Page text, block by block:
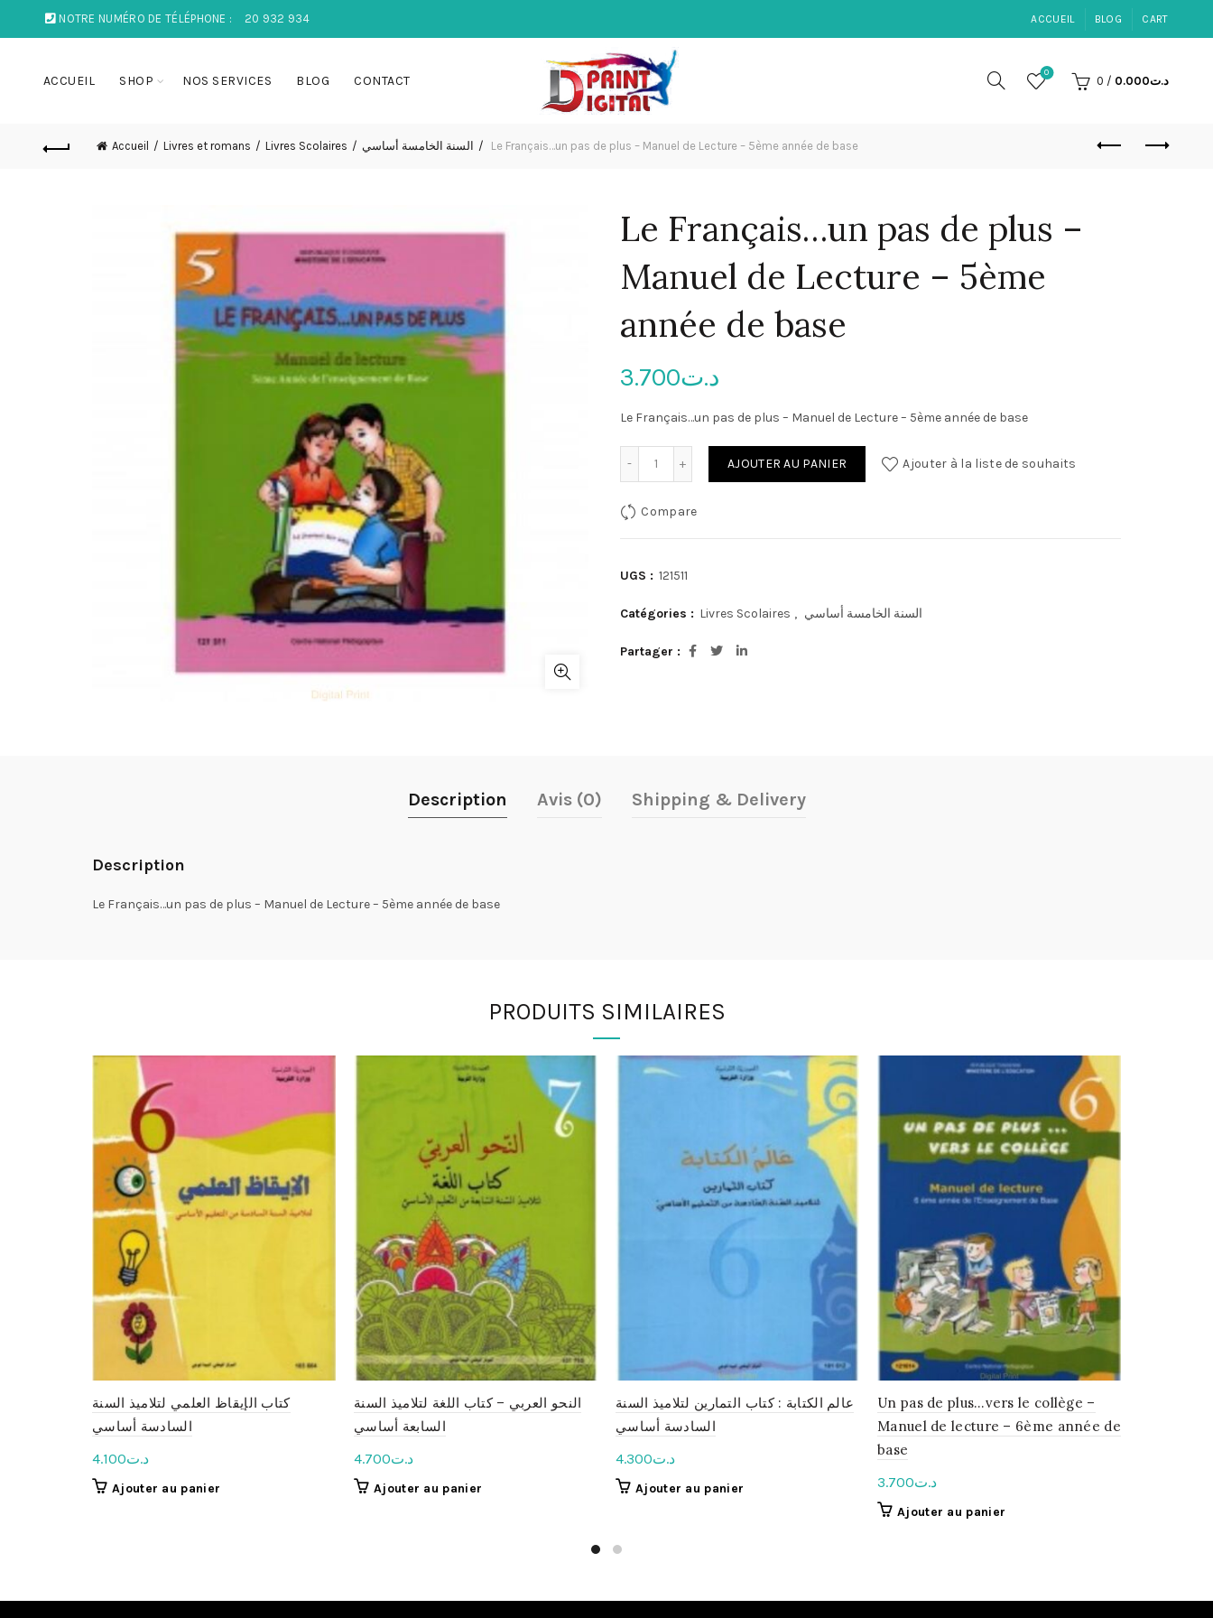
NOTRE NUMÉRO DE TÉLÉPHONE : 20 932 934 ACCUEIL BLOG CART
ACCUEIL SHOP NOS SERVICES BLOG CONTACT
0
0 / د.ت0.000
Accueil Livres et romans Livres Scolaires السنة الخامسة أساسي Le Français…un pas de plus – Manuel de Lecture – 5ème année de base
Le Français…un pas de plus –
Manuel de Lecture – 5ème
année de base
د.ت3.700
Le Français…un pas de plus – Manuel de Lecture – 5ème année de base
quantité de Le Français...un pas de plus - Manuel de Lecture - 5ème année de base
AJOUTER AU PANIER Ajouter à la liste de souhaits
Compare
UGS : 121511
Catégories : Livres Scolaires , السنة الخامسة أساسي
Partager
Description Avis (0) Shipping & Delivery
Description
Le Français…un pas de plus – Manuel de Lecture – 5ème année de base
PRODUITS SIMILAIRES
كتاب الإيقاظ العلمي لتلاميذ السنة
السادسة أساسي
د.ت4.100
Ajouter au panier
النحو العربي – كتاب اللغة لتلاميذ السنة
السابعة أساسي
د.ت4.700
Ajouter au panier
عالم الكتابة : كتاب التمارين لتلاميذ السنة
السادسة أساسي
د.ت4.300
Ajouter au panier
Un pas de plus…vers le collège –
Manuel de lecture – 6ème année de
base
د.ت3.700
Ajouter au panier